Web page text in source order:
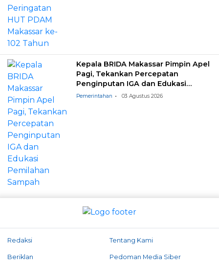
Kepala BRIDA Makassar Pimpin Apel
Pagi, Tekankan Percepatan
Penginputan IGA dan Edukasi
Pemilahan Sampah
Pemerintahan 03 Agustus 2026
Redaksi Tentang Kami
Beriklan Pedoman Media Siber